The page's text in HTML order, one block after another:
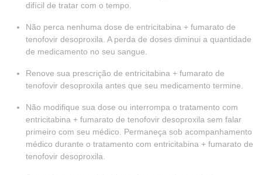
difícil de tratar com o tempo.
Não perca nenhuma dose de entricitabina + fumarato de
tenofovir desoproxila. A perda de doses diminui a quantidade
de medicamento no seu sangue.
Renove sua prescrição de entricitabina + fumarato de
tenofovir desoproxila antes que seu medicamento termine.
Não modifique sua dose ou interrompa o tratamento com
entricitabina + fumarato de tenofovir desoproxila sem falar
primeiro com seu médico. Permaneça sob acompanhamento
médico durante o tratamento com entricitabina + fumarato de
tenofovir desoproxila.